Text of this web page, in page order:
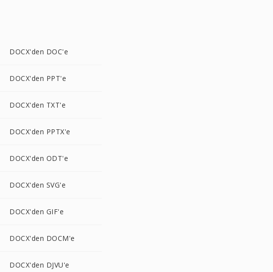
DOCX'den DOC'e
DOCX'den PPT'e
DOCX'den TXT'e
DOCX'den PPTX'e
DOCX'den ODT'e
DOCX'den SVG'e
DOCX'den GIF'e
DOCX'den DOCM'e
DOCX'den DJVU'e